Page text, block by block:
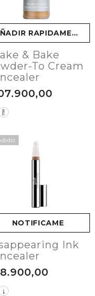
AÑADIR RAPIDAMENTE
& Bake
To Cream
NOTIFICAME
Ink